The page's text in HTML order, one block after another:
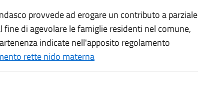
provvede ad erogare un contributo a parziale
di agevolare le famiglie residenti nel comune,
indicate nell'apposito regolamento
rette nido materna